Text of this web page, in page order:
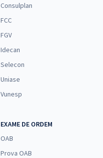
Consulplan
FCC
FGV
Idecan
Selecon
Uniase
Vunesp
EXAME DE ORDEM
OAB
Prova OAB